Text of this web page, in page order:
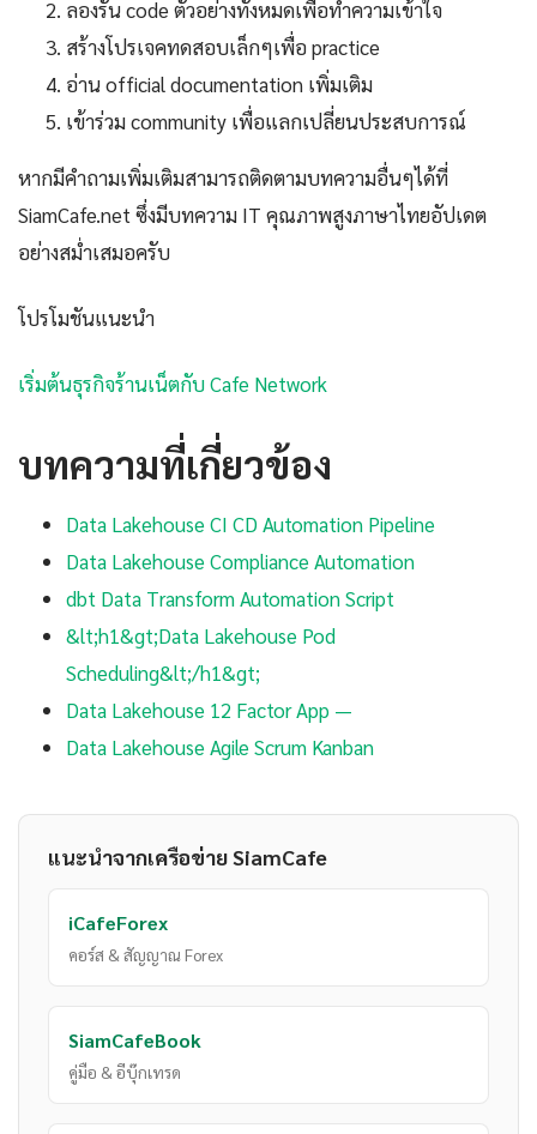
ลองรัน code ตัวอย่างทั้งหมดเพื่อทำความเข้าใจ
สร้างโปรเจคทดสอบเล็กๆเพื่อ practice
อ่าน official documentation เพิ่มเติม
เข้าร่วม community เพื่อแลกเปลี่ยนประสบการณ์
หากมีคำถามเพิ่มเติมสามารถติดตามบทความอื่นๆได้ที่
SiamCafe.net ซึ่งมีบทความ IT คุณภาพสูงภาษาไทยอัปเดต
อย่างสม่ำเสมอครับ
โปรโมชันแนะนำ
เริ่มต้นธุรกิจร้านเน็ตกับ Cafe Network
บทความที่เกี่ยวข้อง
Data Lakehouse CI CD Automation Pipeline
Data Lakehouse Compliance Automation
dbt Data Transform Automation Script
&lt;h1&gt;Data Lakehouse Pod
Scheduling&lt;/h1&gt;
Data Lakehouse 12 Factor App —
Data Lakehouse Agile Scrum Kanban
แนะนำจากเครือข่าย SiamCafe
iCafeForex
คอร์ส & สัญญาณ Forex
SiamCafeBook
คู่มือ & อีบุ๊กเทรด